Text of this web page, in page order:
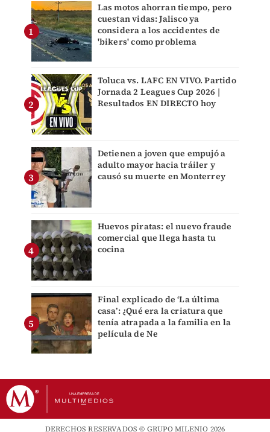
Las motos ahorran tiempo, pero
cuestan vidas: Jalisco ya
considera a los accidentes de
'bikers' como problema
Toluca vs. LAFC EN VIVO. Partido
Jornada 2 Leagues Cup 2026 |
Resultados EN DIRECTO hoy
Detienen a joven que empujó a
adulto mayor hacia tráiler y
causó su muerte en Monterrey
Huevos piratas: el nuevo fraude
comercial que llega hasta tu
cocina
Final explicado de ‘La última
casa’: ¿Qué era la criatura que
tenía atrapada a la familia en la
película de Ne
DERECHOS RESERVADOS © GRUPO MILENIO 2026